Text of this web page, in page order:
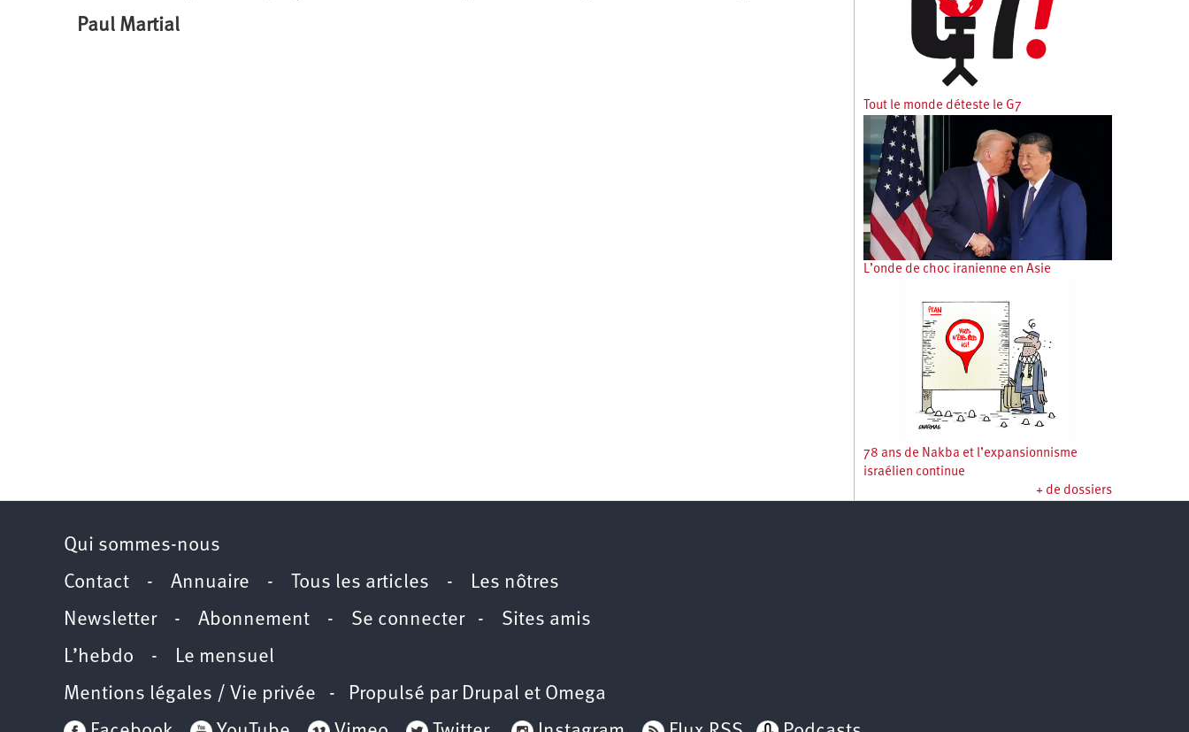
Paul Martial
Tout le monde déteste le G7
L’onde de choc iranienne en Asie
78 ans de Nakba et l’expansionnisme
israélien continue
+ de dossiers
Qui sommes-nous
Contact - Annuaire - Tous les articles - Les nôtres
Newsletter- Abonnement - Se connecter- Sites amis
L’hebdo - Le mensuel
Mentions légales / Vie privée - Propulsé par Drupal et Omega